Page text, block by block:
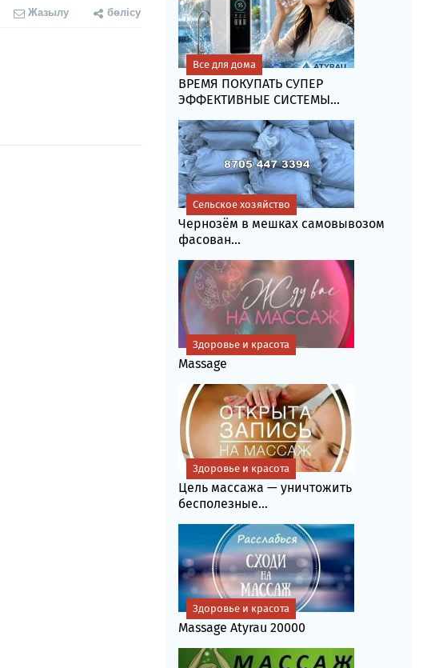
Жазылу бөлісу
ВРЕМЯ ПОКУПАТЬ СУПЕР
ЭФФЕКТИВНЫЕ СИСТЕМЫ...
Все для дома
Чернозём в мешках самовывозом
фасoван...
Сельское хозяйство
Massage
Здоровье и красота
Цель массажа — уничтожить
бесполезные...
Здоровье и красота
Massage Atyrau 20000
Здоровье и красота